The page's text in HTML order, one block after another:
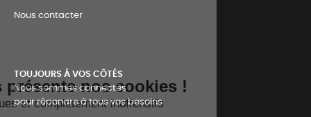
Nous contacter
TOUJOURS Á VOS CÔTÉS
Nous sommes connectés
pour répondre à tous vos besoins